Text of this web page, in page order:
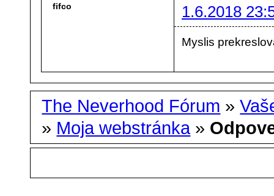
fifco 1.6.2018
Myslis
The Neverhood Fórum »
» Moja webstránka »